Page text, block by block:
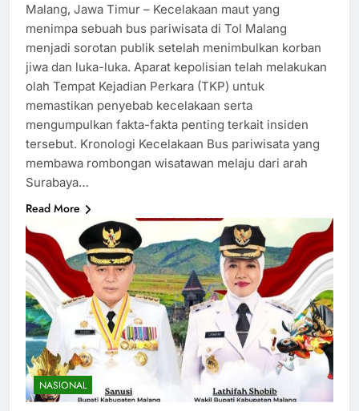
Malang, Jawa Timur – Kecelakaan maut yang
menimpa sebuah bus pariwisata di Tol Malang
menjadi sorotan publik setelah menimbulkan korban
jiwa dan luka-luka. Aparat kepolisian telah melakukan
olah Tempat Kejadian Perkara (TKP) untuk
memastikan penyebab kecelakaan serta
mengumpulkan fakta-fakta penting terkait insiden
tersebut. Kronologi Kecelakaan Bus pariwisata yang
membawa rombongan wisatawan melaju dari arah
Surabaya…
Read More
NASIONAL